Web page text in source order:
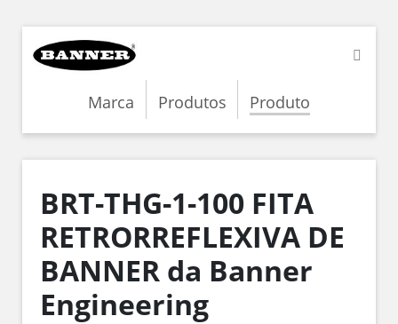
Marca Produtos Produto
BRT-THG-1-100 FITA
RETRORREFLEXIVA DE
BANNER da Banner
Engineering